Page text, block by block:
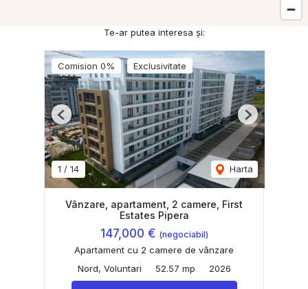
Te-ar putea interesa și:
Comision 0% Exclusivitate
1 / 14 Harta
Previous Next
Vânzare, apartament, 2 camere, First
Estates Pipera
147,000 € (negociabil)
Apartament cu 2 camere de vânzare
Nord, Voluntari
52.57 mp 2026